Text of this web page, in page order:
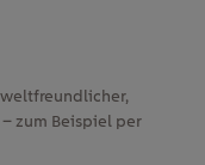
zum Beispiel per